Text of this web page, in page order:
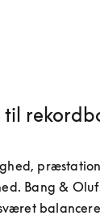
til
Bang &